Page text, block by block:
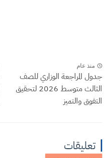
منذ عام
جدول المراجعة الوزاري للصف
الثالث متوسط 2026 لتحقيق
التفوق والتميز
تعليقات